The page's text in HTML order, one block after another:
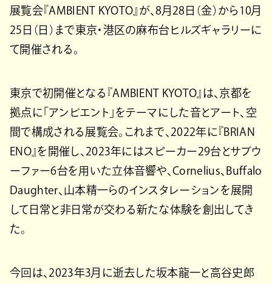
展覧会『AMBIENT KYOTO』が、8月28日（金）から10月
25日（日）まで東京・港区の麻布台ヒルズギャラリーに
て開催される。
東京で初開催となる『AMBIENT KYOTO』は、京都を
拠点に「アンビエント」をテーマにした音とアート、空
間で構成される展覧会。これまで、2022年に『BRIAN
ENO』を開催し、2023年にはスピーカー29台とサブウ
ーファー6台を用いた立体音響や、Cornelius、Buffalo
Daughter、山本精一らのインスタレーションを展開
して日常と非日常が交わる新たな体験を創出してき
た。
今回は、2023年3月に逝去した坂本龍一と高谷史郎